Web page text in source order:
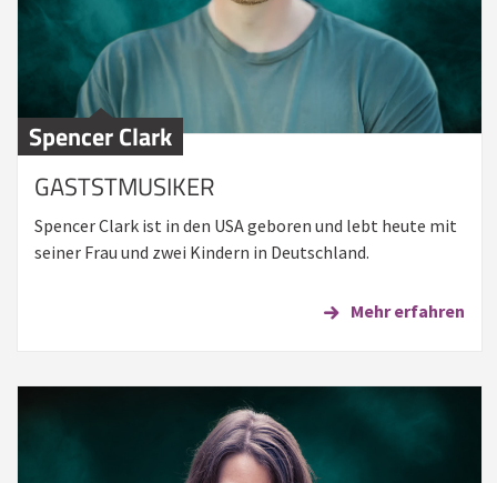
Spencer Clark
GASTSTMUSIKER
Spencer Clark ist in den USA geboren und lebt heute mit
seiner Frau und zwei Kindern in Deutschland.
Mehr erfahren